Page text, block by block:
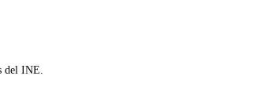
del INE.